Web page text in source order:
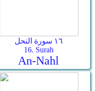
١٦ سورة النحل
16. Surah
An-Nahl